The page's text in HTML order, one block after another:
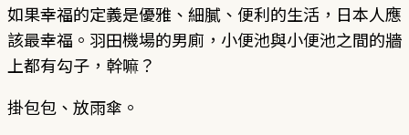
如果幸福的定義是優雅、細膩、便利的生活，日本人應
該最幸福。羽田機場的男廁，小便池與小便池之間的牆
上都有勾子，幹嘛？
掛包包、放雨傘。